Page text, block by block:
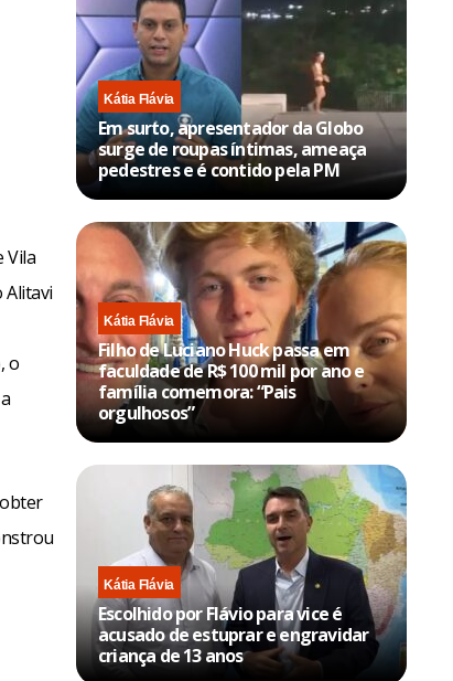
Vila
Alitavi
o
Kátia Flávia
Em surto, apresentador da Globo
surge de roupas íntimas, ameaça
pedestres e é contido pela PM
Kátia Flávia
Filho de Luciano Huck passa em
faculdade de R$ 100 mil por ano e
família comemora: “Pais
orgulhosos”
Kátia Flávia
Escolhido por Flávio para vice é
acusado de estuprar e engravidar
criança de 13 anos